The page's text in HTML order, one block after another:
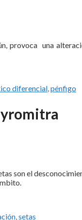
provoca una
diferencial,pénfigo
son el
,setas